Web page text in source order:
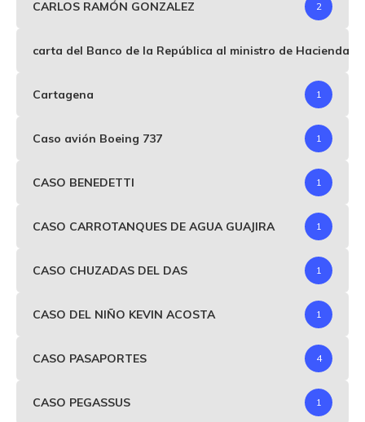
CARLOS RAMÓN GONZALEZ 2
carta del Banco de la República al ministro de Hacienda
Cartagena 1
Caso avión Boeing 737 1
CASO BENEDETTI 1
CASO CARROTANQUES DE AGUA GUAJIRA 1
CASO CHUZADAS DEL DAS 1
CASO DEL NIÑO KEVIN ACOSTA 1
CASO PASAPORTES 4
CASO PEGASSUS 1